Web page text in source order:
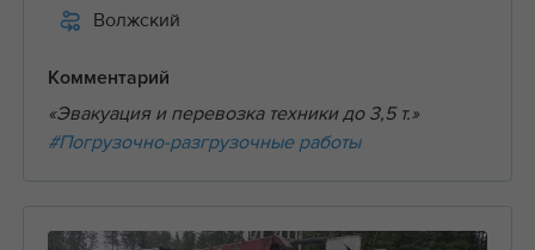
Волжский
Комментарий
«Эвакуация и перевозка техники до 3,5 т.»
#Погрузочно-разгрузочные работы